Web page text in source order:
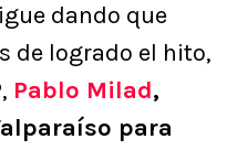
dando que
de logrado el hito,
Pablo Milad,
para